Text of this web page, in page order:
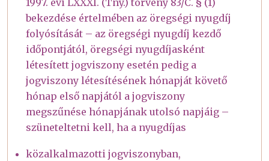
1997. évi LXXXI. (Tny.) törvény 83/C. § (1)
bekezdése értelmében az öregségi nyugdíj
folyósítását – az öregségi nyugdíj kezdő
időpontjától, öregségi nyugdíjasként
létesített jogviszony esetén pedig a
jogviszony létesítésének hónapját követő
hónap első napjától a jogviszony
megszűnése hónapjának utolsó napjáig –
szüneteltetni kell, ha a nyugdíjas
közalkalmazotti jogviszonyban,